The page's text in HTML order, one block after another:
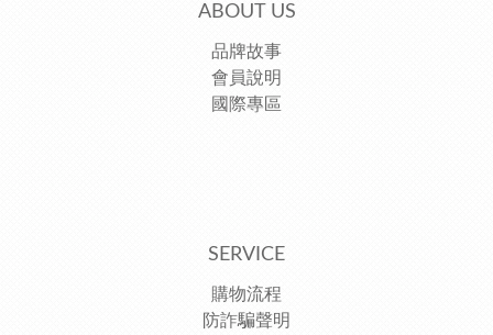
ABOUT US
品牌故事
會員說明
國際專區
SERVICE
購物流程
防詐騙聲明